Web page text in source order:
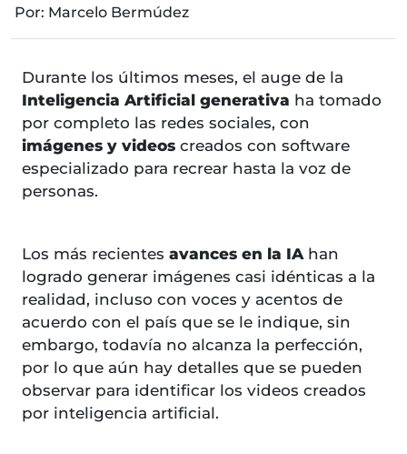
Por: Marcelo Bermúdez
Durante los últimos meses, el auge de la
Inteligencia Artificial generativa ha tomado
por completo las redes sociales, con
imágenes y videos creados con software
especializado para recrear hasta la voz de
personas.
Los más recientes avances en la IA han
logrado generar imágenes casi idénticas a la
realidad, incluso con voces y acentos de
acuerdo con el país que se le indique, sin
embargo, todavía no alcanza la perfección,
por lo que aún hay detalles que se pueden
observar para identificar los videos creados
por inteligencia artificial.